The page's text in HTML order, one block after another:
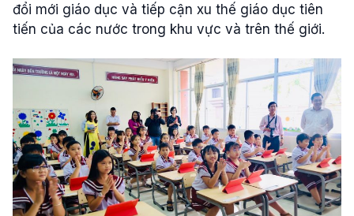
đổi mới giáo dục và tiếp cận xu thế giáo dục tiên
tiến của các nước trong khu vực và trên thế giới.